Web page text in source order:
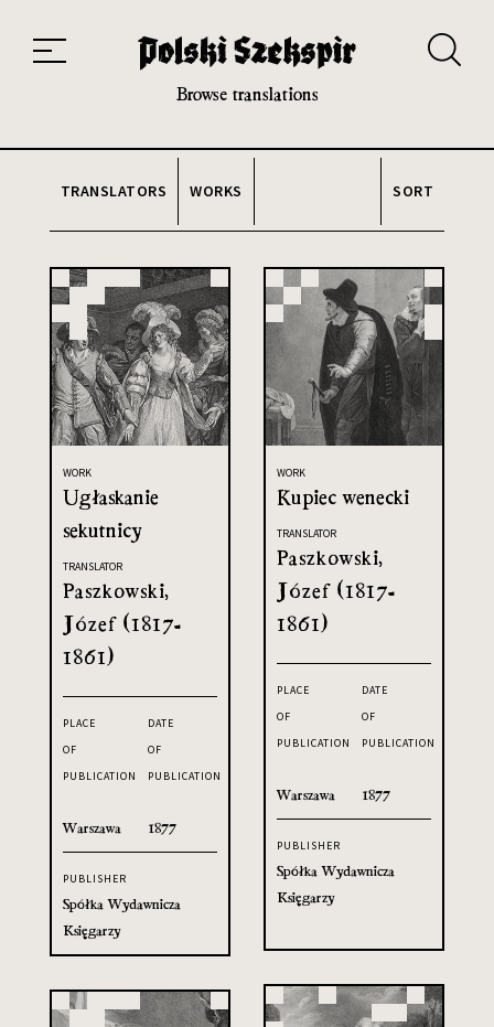
20th and 21st century module
Browse translations
TRANSLATORS WORKS SORT
WORK
Ugłaskanie
sekutnicy
TRANSLATOR
Paszkowski,
Józef (1817-
1861)
PLACE
OF
PUBLICATION
Warszawa
DATE
OF
PUBLICATION
1877
PUBLISHER
Spółka Wydawnicza
Księgarzy
WORK
Kupiec wenecki
TRANSLATOR
Paszkowski,
Józef (1817-
1861)
PLACE
OF
PUBLICATION
Warszawa
DATE
OF
PUBLICATION
1877
PUBLISHER
Spółka Wydawnicza
Księgarzy